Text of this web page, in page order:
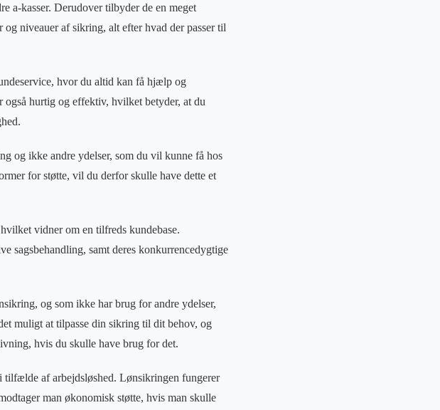
a-kasser. Derudover tilbyder de en meget
niveauer af sikring, alt efter hvad der passer til
hvor du altid kan få hjælp og
hurtig og effektiv, hvilket betyder, at du
og ikke andre ydelser, som du vil kunne få hos
for støtte, vil du derfor skulle have dette et
vidner om en tilfreds kundebase.
sagsbehandling, samt deres konkurrencedygtige
og som ikke har brug for andre ydelser,
muligt at tilpasse din sikring til dit behov, og
hvis du skulle have brug for det.
af arbejdsløshed. Lønsikringen fungerer
man økonomisk støtte, hvis man skulle